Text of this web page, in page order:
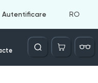
Autentificare RO
Căutare